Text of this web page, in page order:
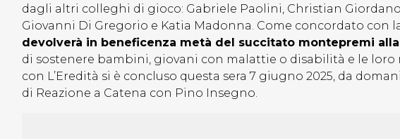
dagli altri colleghi di gioco: Gabriele Paolini, Christian
Giovanni Di Gregorio e Katia Madonna. Come concordato con
devolverà in beneficenza metà del succitato montepremi
di sostenere bambini, giovani con malattie o disabilità e le
con L’Eredità si è concluso questa sera 7 giugno 2025, da
di Reazione a Catena con Pino Insegno.